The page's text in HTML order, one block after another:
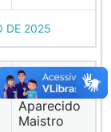
DE 2025
Autoria:
Ailton
Aparecido
Maistro